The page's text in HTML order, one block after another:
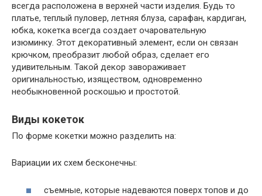
всегда расположена в верхней части изделия. Будь то
платье, теплый пуловер, летняя блуза, сарафан, кардиган,
юбка, кокетка всегда создает очаровательную
изюминку. Этот декоративный элемент, если он связан
крючком, преобразит любой образ, сделает его
удивительным. Такой декор завораживает
оригинальностью, изяществом, одновременно
необыкновенной роскошью и простотой.
Виды кокеток
По форме кокетки можно разделить на:
Вариации их схем бесконечны:
съемные, которые надеваются поверх топов и до